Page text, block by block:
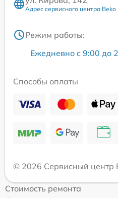
Адрес сервисного центра Beko
Режим работы:
Ежедневно с 9:00 до
Способы оплаты
© 2026 Сервисный центр
Стоимость ремонта